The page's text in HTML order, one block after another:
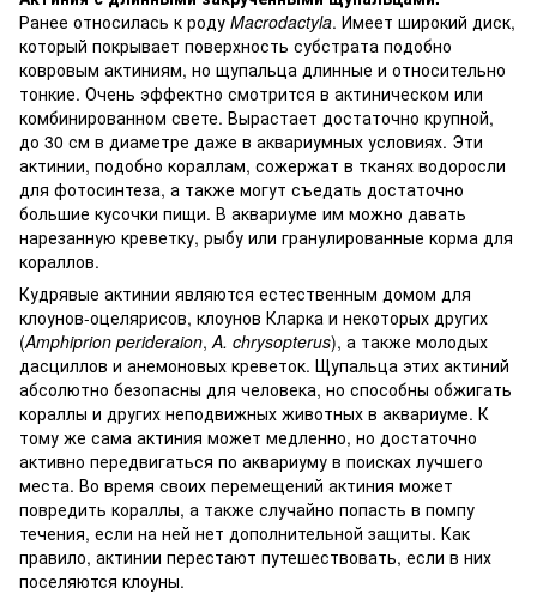
Ранее относилась к роду Macrodactyla. Имеет широкий диск,
который покрывает поверхность субстрата подобно
ковровым актиниям, но щупальца длинные и относительно
тонкие. Очень эффектно смотрится в актиническом или
комбинированном свете. Вырастает достаточно крупной,
до 30 см в диаметре даже в аквариумных условиях. Эти
актинии, подобно кораллам, сожержат в тканях водоросли
для фотосинтеза, а также могут съедать достаточно
большие кусочки пищи. В аквариуме им можно давать
нарезанную креветку, рыбу или гранулированные корма для
кораллов.
Кудрявые актинии являются естественным домом для
клоунов-оцелярисов, клоунов Кларка и некоторых других
(Amphiprion perideraion, A. chrysopterus), а также молодых
дасциллов и анемоновых креветок. Щупальца этих актиний
абсолютно безопасны для человека, но способны обжигать
кораллы и других неподвижных животных в аквариуме. К
тому же сама актиния может медленно, но достаточно
активно передвигаться по аквариуму в поисках лучшего
места. Во время своих перемещений актиния может
повредить кораллы, а также случайно попасть в помпу
течения, если на ней нет дополнительной защиты. Как
правило, актинии перестают путешествовать, если в них
поселяются клоуны.